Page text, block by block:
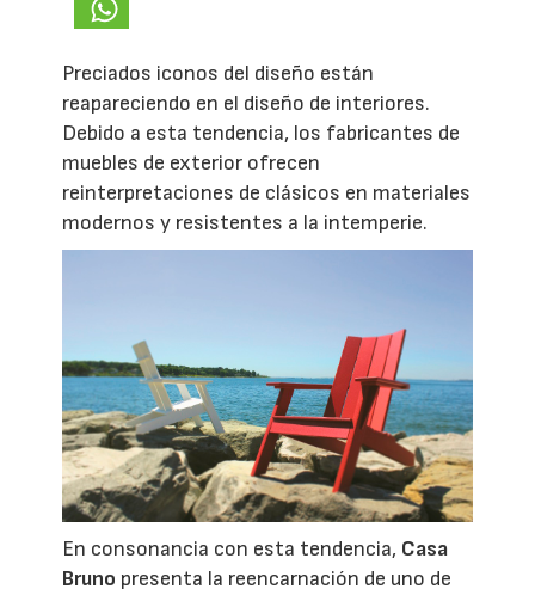
Preciados iconos del diseño están
reapareciendo en el diseño de interiores.
Debido a esta tendencia, los fabricantes de
muebles de exterior ofrecen
reinterpretaciones de clásicos en materiales
modernos y resistentes a la intemperie.
En consonancia con esta tendencia, Casa
Bruno presenta la reencarnación de uno de